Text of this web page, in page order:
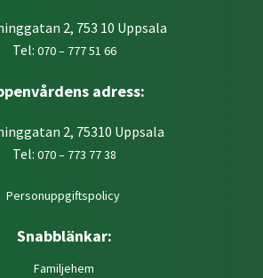
2, 753 10 Uppsala
Tel: 070 – 777 51 66
adress:
2, 75310 Uppsala
Tel: 070 – 773 77 38
Personuppgiftspolicy
Snabblänkar:
Familjehem